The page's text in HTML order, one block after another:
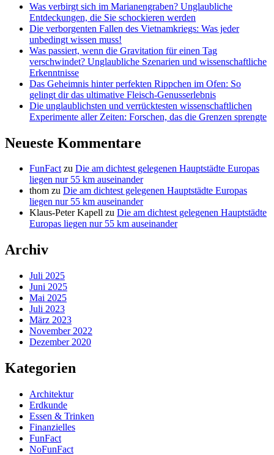
Was verbirgt sich im Marianengraben? Unglaubliche
Entdeckungen, die Sie schockieren werden
Die verborgenten Fallen des Vietnamkriegs: Was jeder
unbedingt wissen muss!
Was passiert, wenn die Gravitation für einen Tag
verschwindet? Unglaubliche Szenarien und wissenschaftliche
Erkenntnisse
Das Geheimnis hinter perfekten Rippchen im Ofen: So
gelingt dir das ultimative Fleisch-Genusserlebnis
Die unglaublichsten und verrücktesten wissenschaftlichen
Experimente aller Zeiten: Forschen, das die Grenzen sprengte
Neueste Kommentare
FunFactzu Die am dichtest gelegenen Hauptstädte Europas
liegen nur 55 km auseinander
thom zu Die am dichtest gelegenen Hauptstädte Europas
liegen nur 55 km auseinander
Klaus-Peter Kapell zu Die am dichtest gelegenen Hauptstädte
Europas liegen nur 55 km auseinander
Archiv
Juli 2025
Juni 2025
Mai 2025
Juli 2023
März 2023
November 2022
Dezember 2020
Kategorien
Architektur
Erdkunde
Essen & Trinken
Finanzielles
FunFact
NoFunFact